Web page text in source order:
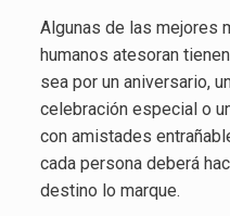
Algunas de las mejores
humanos atesoran
sea por un aniversario,
celebración especial o
con amistades
cada persona deberá
destino lo marque.